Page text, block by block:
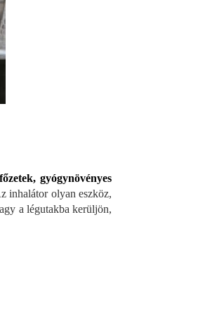
gyógynövényes
inhalátor olyan eszköz,
a légutakba kerüljön,